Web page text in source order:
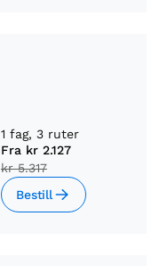
1 fag, 3 ruter
Fra kr 2.127
kr 5.317
Bestill